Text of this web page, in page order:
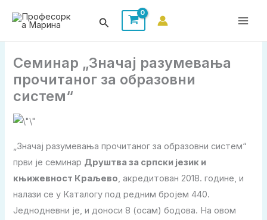
Претрага
Семинар „Значај разумевања
прочитаног за образовни
систем“
„Значај разумевања прочитаног за образовни систем“
први је семинар Друштва за српски језик и
књижевност Краљево , акредитован 2018. године, и
налази се у Каталогу под редним бројем 440.
Једнодневни је, и доноси 8 (осам) бодова. На овом